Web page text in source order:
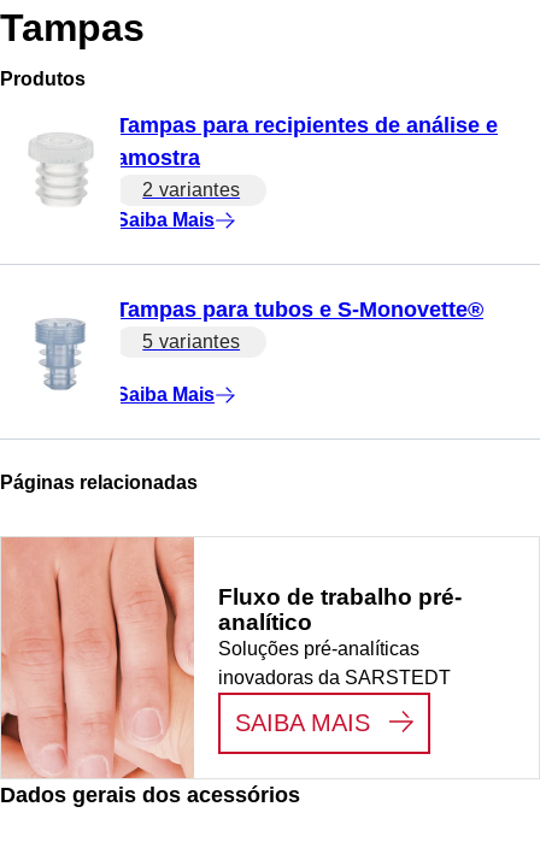
Tampas
Dados gerais dos acessórios
Produtos
Tampas para recipientes de análise e
amostra
2 variantes
Saiba Mais
Tampas para tubos e S-Monovette®
5 variantes
Saiba Mais
Páginas relacionadas
Fluxo de trabalho pré-
analítico
Soluções pré-analíticas
inovadoras da SARSTEDT
SAIBA MAIS: FLUXO DE